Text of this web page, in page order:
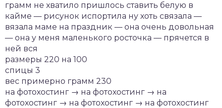
грамм не хватило пришлось ставить белую в
кайме — рисунок испортила ну хоть связала —
вязала маме на праздник — она очень довольная
— она у меня маленького росточка — прячется в
ней вся
размеры 220 на 100
спицы 3
вес примерно грамм 230
на фотохостинг → на фотохостинг → на
фотохостинг → на фотохостинг → на фотохостинг